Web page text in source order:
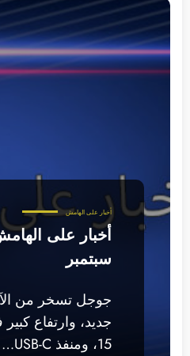
أخبار على الهامش
سبتمبر
جوجل تسخر من
جديد، وارتفاع
15، ومنفذ USB-C…